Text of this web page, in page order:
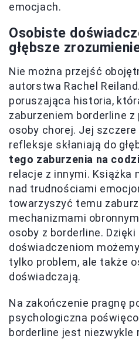
emocjach.
Osobiste
głębsze
Nie można przejść
autorstwa Rachel
poruszająca historia,
zaburzeniem borderline
osoby chorej. Jej
refleksje skłaniają do
tego zaburzenia na
relacje z innymi. Książka
nad trudnościami
towarzyszyć temu
mechanizmami
osoby z borderline.
doświadczeniom
tylko problem, ale także
doświadczają.
Na zakończenie pragnę
psychologiczna
borderline jest niezwykle